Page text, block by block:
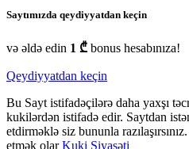
Saytımızda qeydiyyatdan keçin
və əldə edin 1 ₾ bonus hesabınıza!
Qeydiyyatdan keçin
Bu Sayt istifadəçilərə daha yaxşı
kukilərdən istifadə edir. Saytdan
etdirməklə siz bununla
etmək olarKuki Siyasəti